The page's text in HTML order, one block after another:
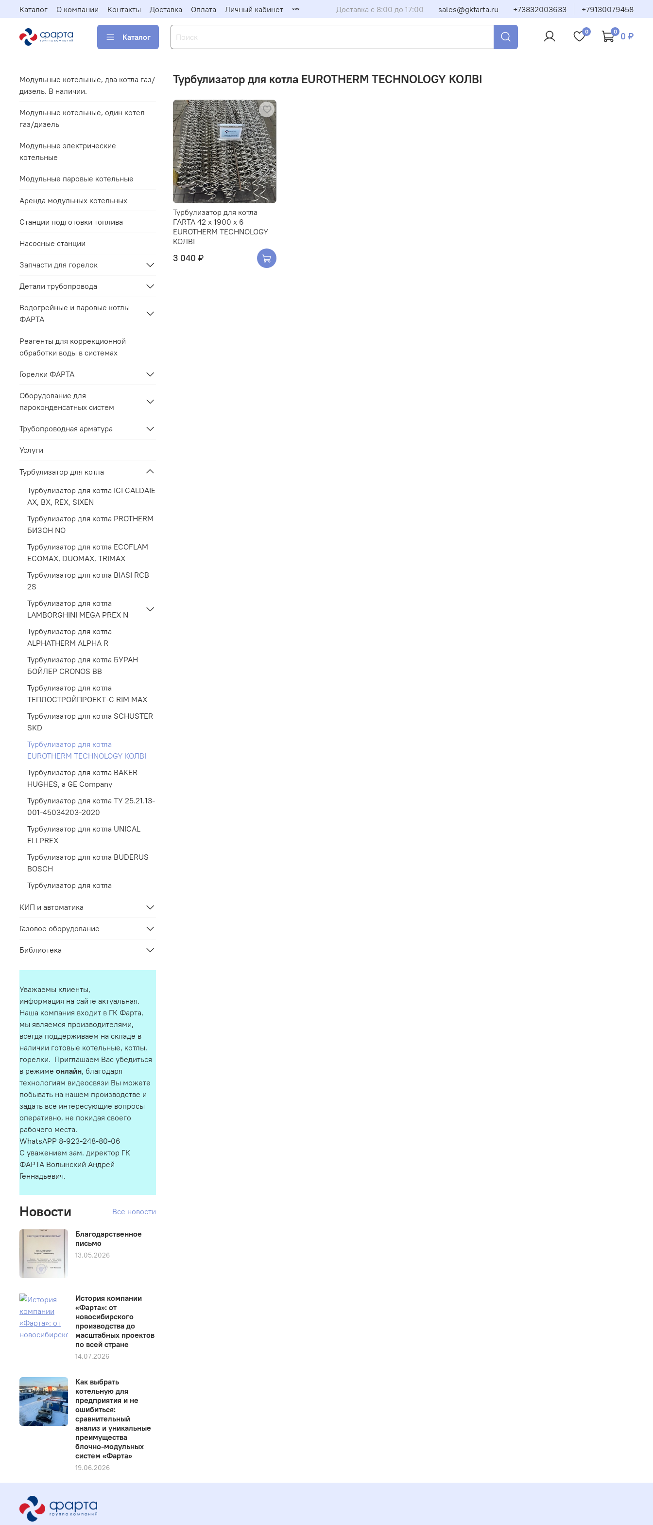
Каталог О компании Контакты Доставка Оплата Личный кабинет Доставка с 8:00 до 17:00 sales@gkfarta.ru +73832003633 +79130079458
Каталог
0 0 0 ₽
Турбулизатор для котла EUROTHERM TECHNOLOGY КОЛВI
Турбулизатор для котла
FARTA 42 х 1900 х 6
EUROTHERM TECHNOLOGY
КОЛВI
3 040 ₽
Модульные котельные, два котла газ/
дизель. В наличии.
Модульные котельные, один котел
газ/дизель
Модульные электрические
котельные
Модульные паровые котельные
Аренда модульных котельных
Станции подготовки топлива
Насосные станции
Запчасти для горелок
Детали трубопровода
Водогрейные и паровые котлы
ФАРТА
Реагенты для коррекционной
обработки воды в системах
Горелки ФАРТА
Оборудование для
пароконденсатных систем
Трубопроводная арматура
Услуги
Турбулизатор для котла
Турбулизатор для котла ICI CALDAIE
АХ, BX, REX, SIXEN
Турбулизатор для котла PROTHERM
БИЗОН NО
Турбулизатор для котла ECOFLAM
ECOMAX, DUOMAX, TRIMAX
Турбулизатор для котла BIASI RCB
2S
Турбулизатор для котла
LAMBORGHINI MEGA PREX N
Турбулизатор для котла
ALPHATHERM ALPHA R
Турбулизатор для котла БУРАН
БОЙЛЕР CRONOS ВВ
Турбулизатор для котла
ТЕПЛОСТРОЙПРОЕКТ-С RIM MAX
Турбулизатор для котла SCHUSTER
SKD
Турбулизатор для котла
EUROTHERM TECHNOLOGY КОЛВI
Турбулизатор для котла BAKER
HUGHES, a GE Company
Турбулизатор для котла ТУ 25.21.13-
001-45034203-2020
Турбулизатор для котла UNICAL
ELLPREX
Турбулизатор для котла BUDERUS
BOSCH
Турбулизатор для котла
КИП и автоматика
Газовое оборудование
Библиотека
Уважаемы клиенты,
информация на сайте актуальная.
Наша компания входит в ГК Фарта,
мы являемся производителями,
всегда поддерживаем на складе в
наличии готовые котельные, котлы,
горелки. Приглашаем Вас убедиться
в режиме онлайн, благодаря
технологиям видеосвязи Вы можете
побывать на нашем производстве и
задать все интересующие вопросы
оперативно, не покидая своего
рабочего места.
WhatsAPP 8-923-248-80-06
С уважением зам. директор ГК
ФАРТА Волынский Андрей
Геннадьевич.
Новости Все новости
Благодарственное
письмо
13.05.2026
История компании
«Фарта»: от
новосибирского
производства до
масштабных проектов
по всей стране
14.07.2026
Как выбрать
котельную для
предприятия и не
ошибиться:
сравнительный
анализ и уникальные
преимущества
блочно-модульных
систем «Фарта»
19.06.2026